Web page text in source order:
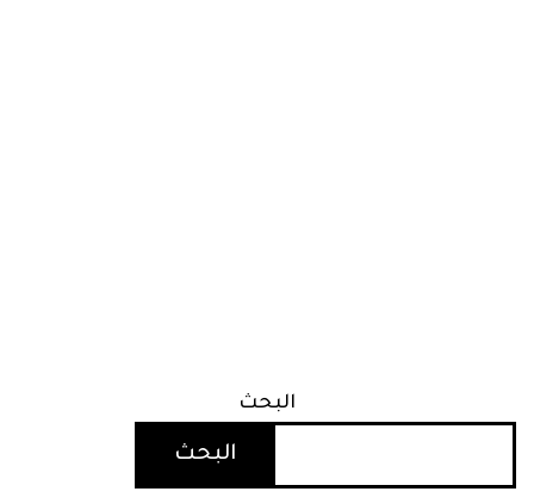
البحث
البحث